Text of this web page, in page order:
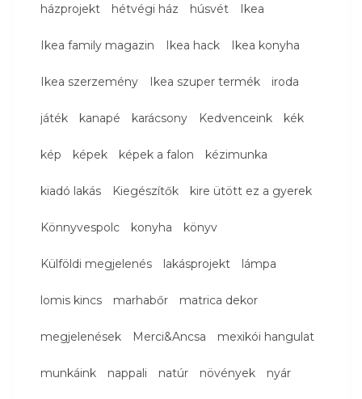
házprojekt hétvégi ház húsvét Ikea
Ikea family magazin Ikea hack Ikea konyha
Ikea szerzemény Ikea szuper termék iroda
játék kanapé karácsony Kedvenceink kék
kép képek képek a falon kézimunka
kiadó lakás Kiegészítők kire ütött ez a gyerek
Könnyvespolc konyha könyv
Külföldi megjelenés lakásprojekt lámpa
lomis kincs marhabőr matrica dekor
megjelenések Merci&Ancsa mexikói hangulat
munkáink nappali natúr növények nyár